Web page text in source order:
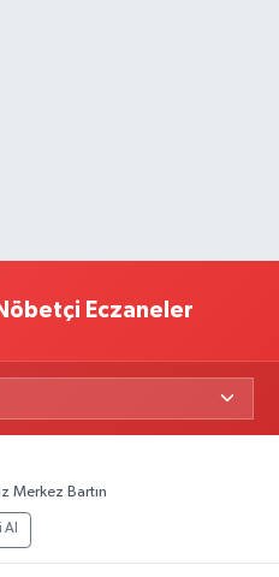
Eczaneler
Merkez Bartın
Al